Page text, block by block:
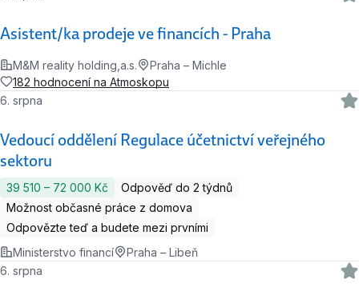
Asistent/ka prodeje ve financích - Praha
M&M reality holding,a.s.
Praha – Michle
182 hodnocení na Atmoskopu
Vedoucí oddělení Regulace účetnictví veřejného
sektoru
6. srpna
39 510 ‍–‍ 72 000 Kč
Odpověď do 2 týdnů
Možnost občasné práce z domova
Odpovězte teď a budete mezi prvními
Ministerstvo financí
Praha – Libeň
6. srpna